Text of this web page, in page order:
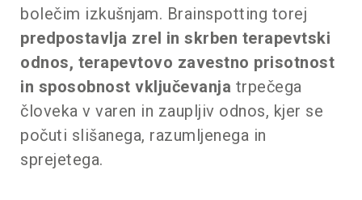
bolečim izkušnjam. Brainspotting torej
predpostavlja zrel in skrben terapevtski
odnos, terapevtovo zavestno prisotnost
in sposobnost vključevanja trpečega
človeka v varen in zaupljiv odnos, kjer se
počuti slišanega, razumljenega in
sprejetega.